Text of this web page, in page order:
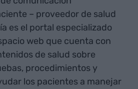
– proveedor de salud
es el portal especializado
web que cuenta con
de salud sobre
procedimientos y
los pacientes a manejar